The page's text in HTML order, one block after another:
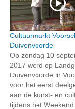
Cultuurmarkt
Duivenvoorde
Op zondag 10
2017 werd op
Duivenvoorde in
voor het eerst
aan de kunst- en
tijdens het Weekend